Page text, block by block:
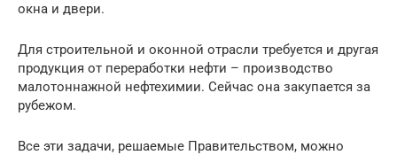
окна и двери.
Для строительной и оконной отрасли требуется и другая
продукция от переработки нефти – производство
малотоннажной нефтехимии. Сейчас она закупается за
рубежом.
Все эти задачи, решаемые Правительством, можно